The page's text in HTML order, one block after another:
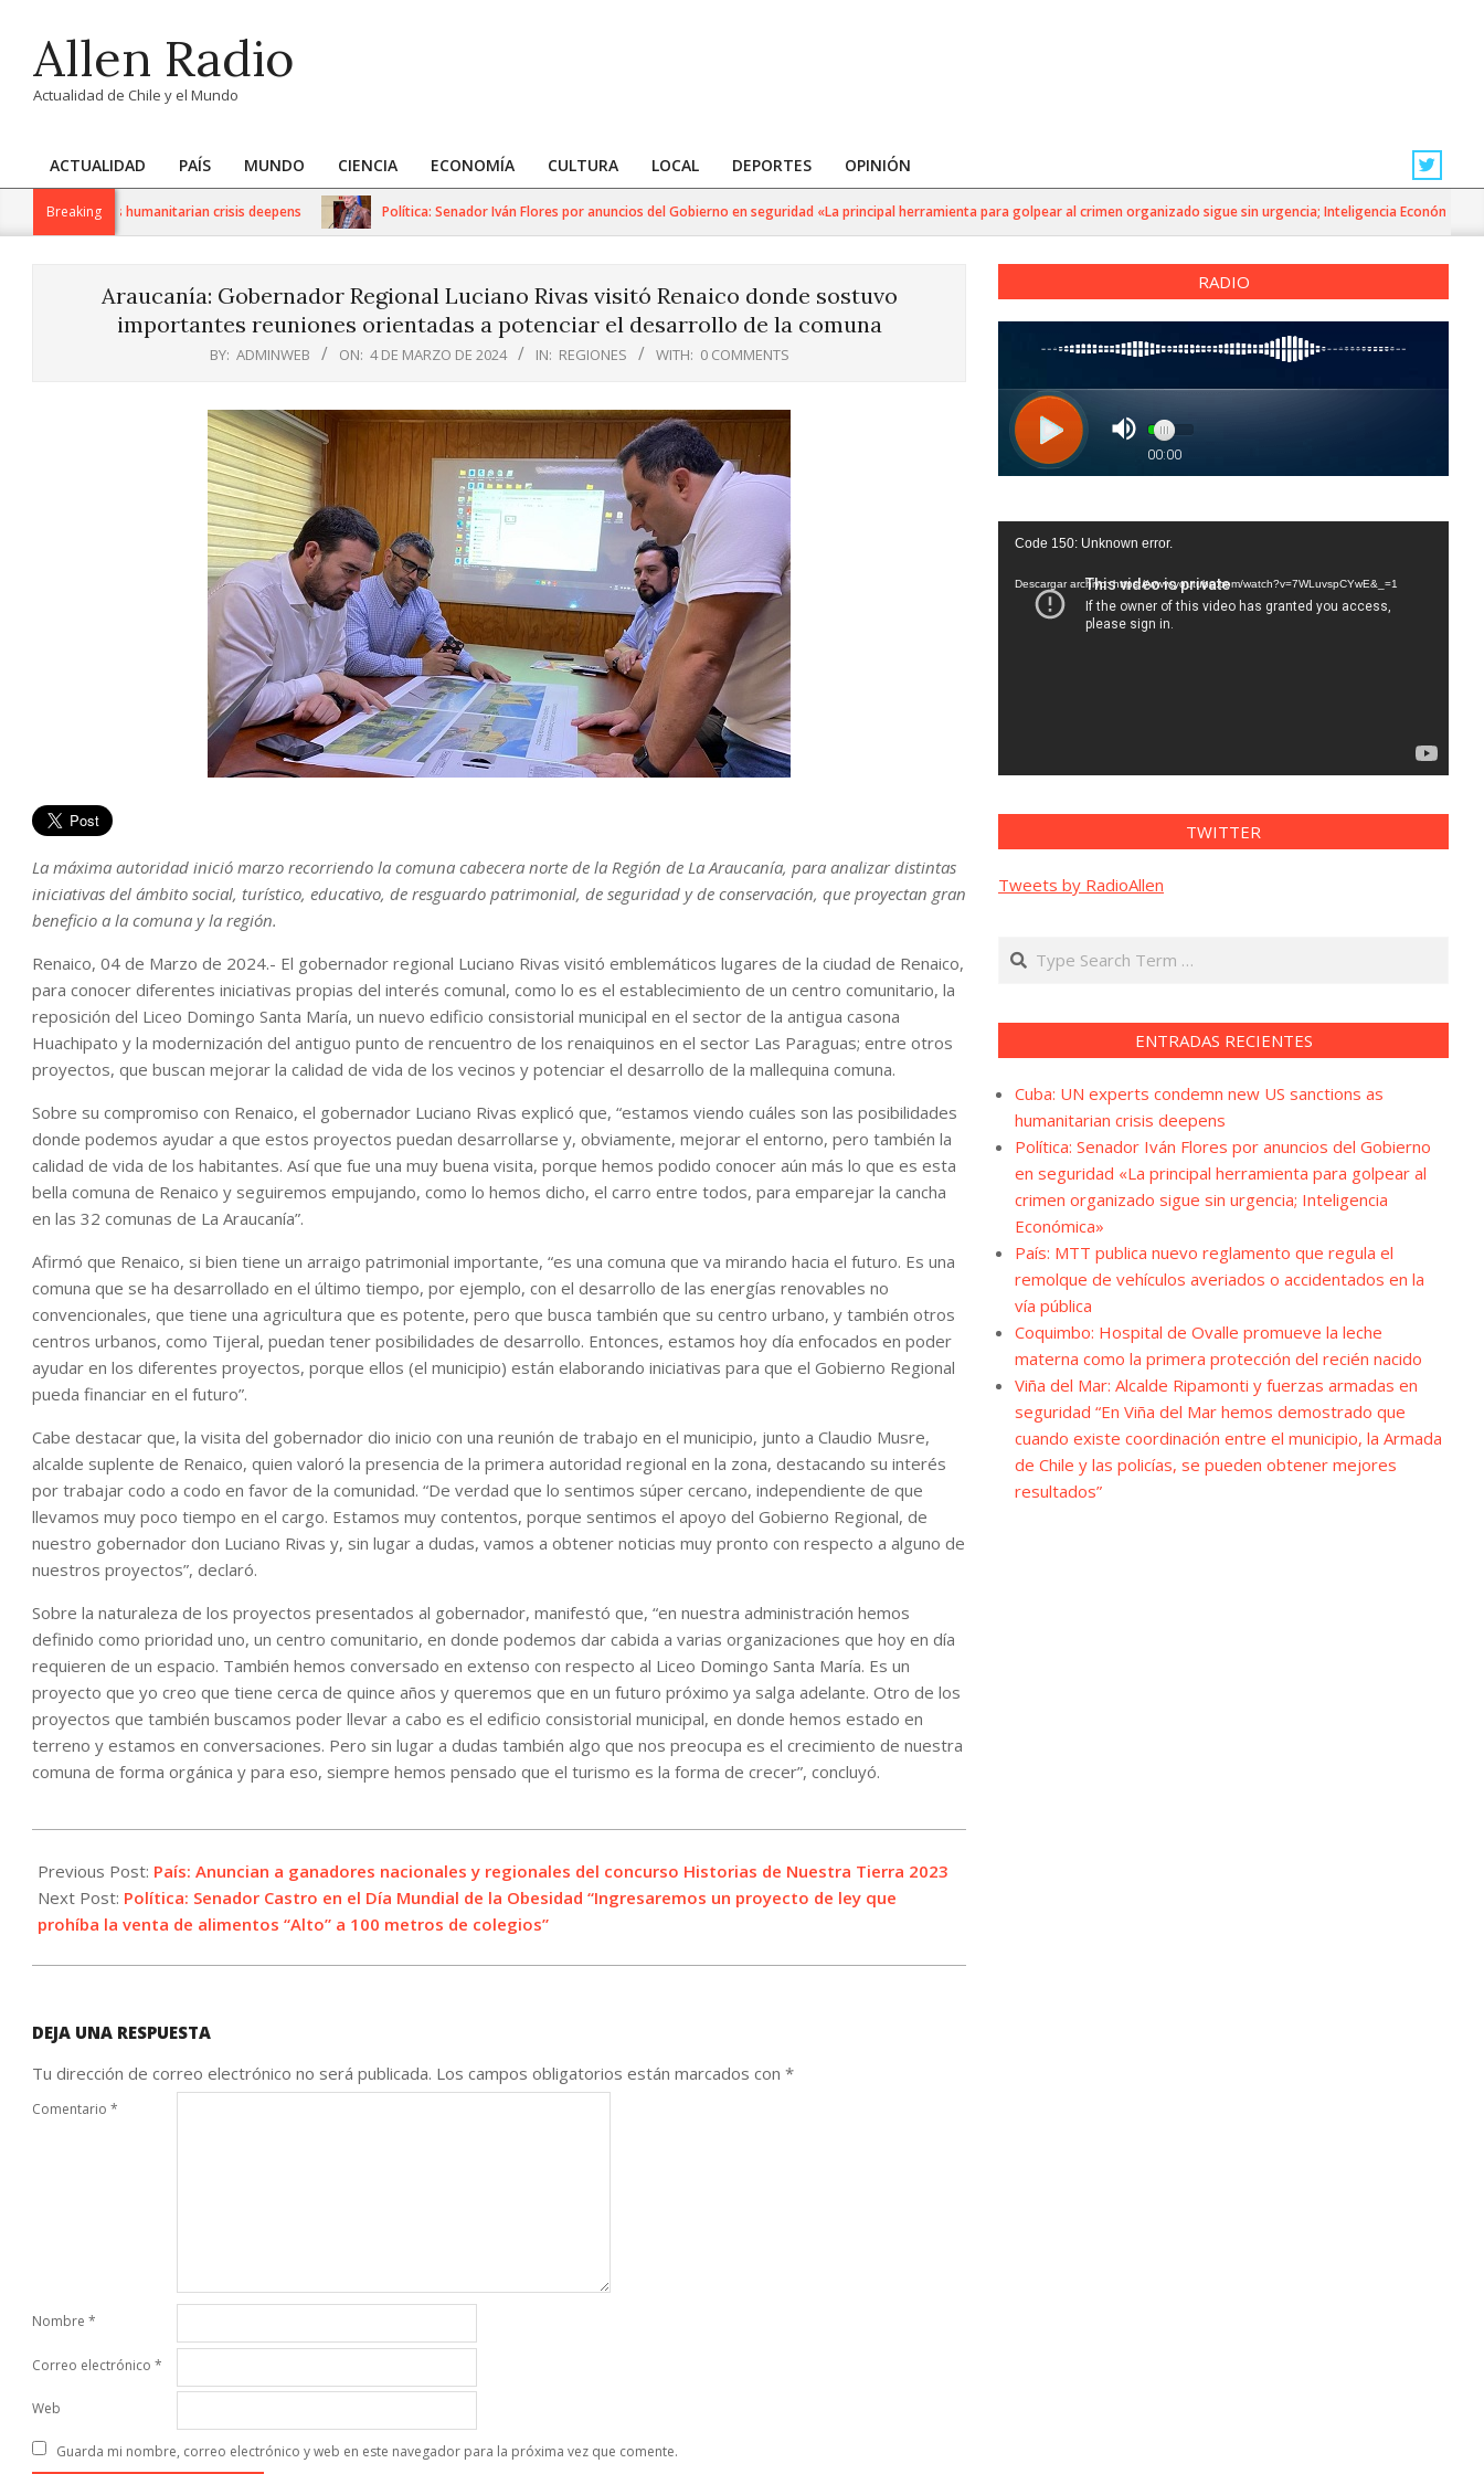
contentAllen Radio
Actualidad de Chile y el Mundo
Primary
Navigation
ACTUALIDAD PAÍS MUNDO CIENCIA ECONOMÍA CULTURA LOCAL DEPORTES OPINIÓN
Breaking
sanctions as humanitarian crisis deepens Política: Senador Iván Flores por anuncios del Gobierno en seguridad «La principal herramienta para golpear al crimen organizado sigue sin urgencia; Inteligencia Económica»
Araucanía: Gobernador Regional Luciano Rivas visitó Renaico donde sostuvo
importantes reuniones orientadas a potenciar el desarrollo de la comuna
BY: ADMINWEB ON: 4 DE MARZO DE 2024 IN: REGIONES WITH: 0 COMMENTS
La máxima autoridad inició marzo recorriendo la comuna cabecera norte de la Región de La Araucanía, para analizar distintas
iniciativas del ámbito social, turístico, educativo, de resguardo patrimonial, de seguridad y de conservación, que proyectan gran
beneficio a la comuna y la región.
Renaico, 04 de Marzo de 2024.- El gobernador regional Luciano Rivas visitó emblemáticos lugares de la ciudad de Renaico,
para conocer diferentes iniciativas propias del interés comunal, como lo es el establecimiento de un centro comunitario, la
reposición del Liceo Domingo Santa María, un nuevo edificio consistorial municipal en el sector de la antigua casona
Huachipato y la modernización del antiguo punto de rencuentro de los renaiquinos en el sector Las Paraguas; entre otros
proyectos, que buscan mejorar la calidad de vida de los vecinos y potenciar el desarrollo de la mallequina comuna.
Sobre su compromiso con Renaico, el gobernador Luciano Rivas explicó que, “estamos viendo cuáles son las posibilidades
donde podemos ayudar a que estos proyectos puedan desarrollarse y, obviamente, mejorar el entorno, pero también la
calidad de vida de los habitantes. Así que fue una muy buena visita, porque hemos podido conocer aún más lo que es esta
bella comuna de Renaico y seguiremos empujando, como lo hemos dicho, el carro entre todos, para emparejar la cancha
en las 32 comunas de La Araucanía”.
Afirmó que Renaico, si bien tiene un arraigo patrimonial importante, “es una comuna que va mirando hacia el futuro. Es una
comuna que se ha desarrollado en el último tiempo, por ejemplo, con el desarrollo de las energías renovables no
convencionales, que tiene una agricultura que es potente, pero que busca también que su centro urbano, y también otros
centros urbanos, como Tijeral, puedan tener posibilidades de desarrollo. Entonces, estamos hoy día enfocados en poder
ayudar en los diferentes proyectos, porque ellos (el municipio) están elaborando iniciativas para que el Gobierno Regional
pueda financiar en el futuro”.
Cabe destacar que, la visita del gobernador dio inicio con una reunión de trabajo en el municipio, junto a Claudio Musre,
alcalde suplente de Renaico, quien valoró la presencia de la primera autoridad regional en la zona, destacando su interés
por trabajar codo a codo en favor de la comunidad. “De verdad que lo sentimos súper cercano, independiente de que
llevamos muy poco tiempo en el cargo. Estamos muy contentos, porque sentimos el apoyo del Gobierno Regional, de
nuestro gobernador don Luciano Rivas y, sin lugar a dudas, vamos a obtener noticias muy pronto con respecto a alguno de
nuestros proyectos”, declaró.
Sobre la naturaleza de los proyectos presentados al gobernador, manifestó que, “en nuestra administración hemos
definido como prioridad uno, un centro comunitario, en donde podemos dar cabida a varias organizaciones que hoy en día
requieren de un espacio. También hemos conversado en extenso con respecto al Liceo Domingo Santa María. Es un
proyecto que yo creo que tiene cerca de quince años y queremos que en un futuro próximo ya salga adelante. Otro de los
proyectos que también buscamos poder llevar a cabo es el edificio consistorial municipal, en donde hemos estado en
terreno y estamos en conversaciones. Pero sin lugar a dudas también algo que nos preocupa es el crecimiento de nuestra
comuna de forma orgánica y para eso, siempre hemos pensado que el turismo es la forma de crecer”, concluyó.
03-
04
Previous Post: País: Anuncian a ganadores nacionales y regionales del concurso Historias de Nuestra Tierra 2023
Next Post: Política: Senador Castro en el Día Mundial de la Obesidad “Ingresaremos un proyecto de ley que
prohíba la venta de alimentos “Alto” a 100 metros de colegios”
DEJA UNA RESPUESTA
Tu dirección de correo electrónico no será publicada. Los campos obligatorios están marcados con *
Comentario *
Nombre *
Correo electrónico *
Web
Guarda mi nombre, correo electrónico y web en este navegador para la próxima vez que comente.
RADIO
Reproductor
vídeo
Code 150: Unknown error.
Descargar archivo: https://www.youtube.com/watch?v=7WLuvspCYwE&_=1
TWITTER
Tweets by RadioAllen
Search
ENTRADAS RECIENTES
Cuba: UN experts condemn new US sanctions as
humanitarian crisis deepens
Política: Senador Iván Flores por anuncios del Gobierno
en seguridad «La principal herramienta para golpear al
crimen organizado sigue sin urgencia; Inteligencia
Económica»
País: MTT publica nuevo reglamento que regula el
remolque de vehículos averiados o accidentados en la
vía pública
Coquimbo: Hospital de Ovalle promueve la leche
materna como la primera protección del recién nacido
Viña del Mar: Alcalde Ripamonti y fuerzas armadas en
seguridad “En Viña del Mar hemos demostrado que
cuando existe coordinación entre el municipio, la Armada
de Chile y las policías, se pueden obtener mejores
resultados”